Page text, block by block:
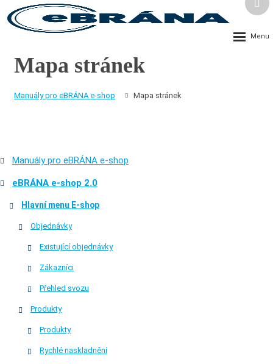
Rozbalení
Mapa stránek
Manuály pro eBRÁNA e-shop Mapa stránek
Manuály pro eBRÁNA e-shop
eBRÁNA e-shop 2.0
Hlavní menu E-shop
Objednávky
Existující objednávky
Zákazníci
Přehled svozu
Produkty
Produkty
Rychlé naskladnění